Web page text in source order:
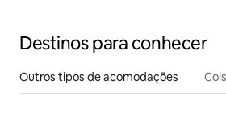
Destinos para conhecer
Outros tipos de acomodações